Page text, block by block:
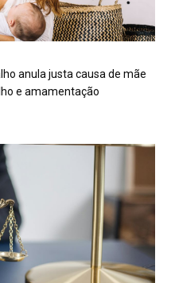
anula justa causa de mãe
e amamentação